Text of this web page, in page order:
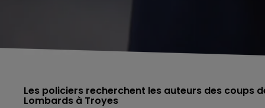
Les policiers recherchent les auteurs des coups
Lombards à Troyes